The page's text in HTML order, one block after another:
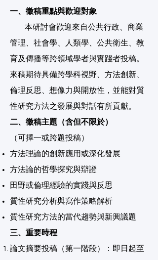
一、徵稿重點與歡迎對象
本研討會歡迎來自公共行政、商業
管理、社會學、人類學、公共衛生、教
育及傳播等跨領域學者與實踐者投稿。
來稿期待具備跨學科視野、方法創新、
倫理反思、想像力與開放性，並能對質
性研究方法之發展與對話有所貢獻。
二、徵稿主題（含但不限於）
（可擇一或跨題投稿）
方法理論的創新應用或深化發展
方法論的哲學探究與辯證
田野或倫理經驗的實踐與反思
質性研究分析與寫作策略解析
質性研究方法的當代趨勢與新興議題
三、重要時程
論文摘要投稿（第一階段）：即日起至